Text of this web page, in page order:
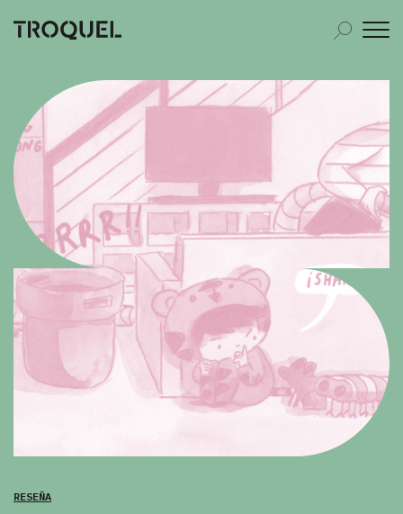
RESEÑA